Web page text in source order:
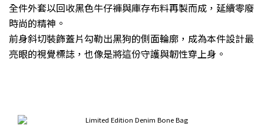
全件外套以回收黑色牛仔褲與庫存布料再製而成，延續零廢
時尚的精神。
前身斜切裝飾蓋片勾勒出黑狗的側面輪廓，成為本件設計最
亮眼的視覺標誌，也像是將這份守護與韌性穿上身。